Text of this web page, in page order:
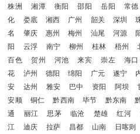
株洲
湘潭 衡阳 邵阳 岳阳 常德
化
娄底 湘西 广州 韶关 深圳
名
肇庆 惠州 梅州 汕尾 河源
阳
云浮 南宁 柳州 桂林 梧州
百色
贺州 河池 来宾 崇左 海口
花
泸州 德阳 绵阳 广元 遂宁
安
达州 雅安 巴中 资阳 阿坝
安顺
铜仁 黔西南 毕节 黔东南
通
丽江 思茅 临沧 楚雄 红河
江
迪庆 拉萨 昌都 山南 日喀则